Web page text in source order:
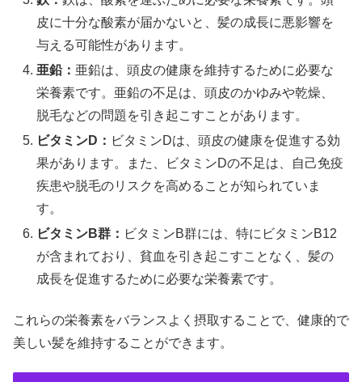
皮に十分な酸素が届かないと、髪の成長に悪影響を
与える可能性があります。
亜鉛： 亜鉛は、頭皮の健康を維持するために必要な
栄養素です。亜鉛の不足は、頭皮のかゆみや乾燥、
脱毛などの問題を引き起こすことがあります。
ビタミンD： ビタミンDは、頭皮の健康を促進する効
果があります。また、ビタミンDの不足は、自己免疫
疾患や脱毛のリスクを高めることが知られていま
す。
ビタミンB群： ビタミンB群には、特にビタミンB12
が含まれており、貧血を引き起こすことなく、髪の
成長を促進するために必要な栄養素です。
これらの栄養素をバランスよく摂取することで、健康的で
美しい髪を維持することができます。